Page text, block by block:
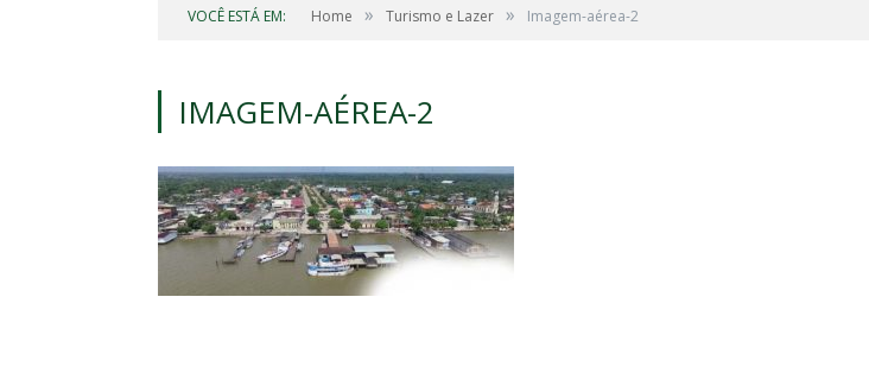
VOCÊ ESTÁ EM: Home » Turismo e Lazer » Imagem-aérea-2
IMAGEM-AÉREA-2